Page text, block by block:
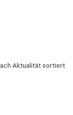
Aktualität sortiert